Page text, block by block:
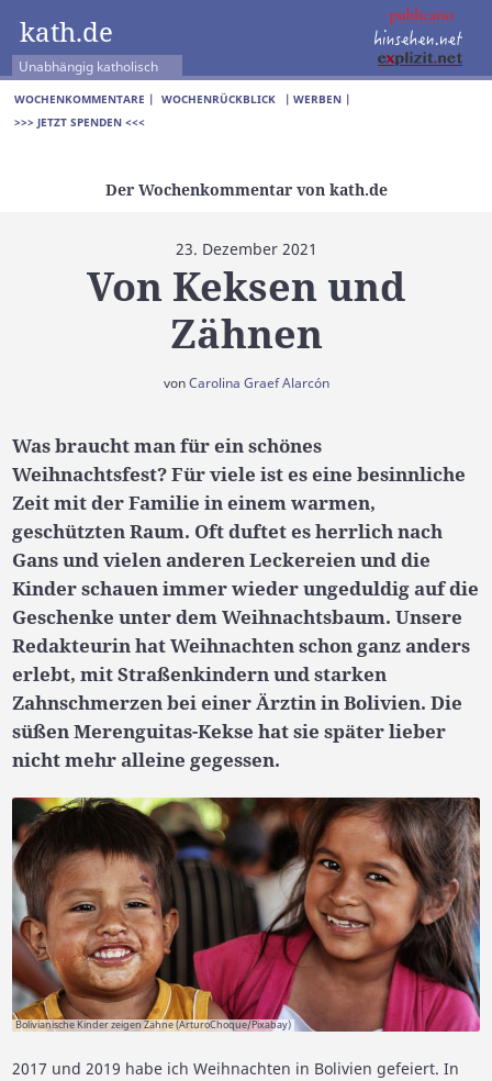
kath.de
Unabhängig katholisch
WOCHENKOMMENTARE | WOCHENRÜCKBLICK
| WERBEN |
>>> JETZT SPENDEN <<<
Der Wochenkommentar von kath.de
23. Dezember 2021
Von Keksen und
Zähnen
vonCarolina Graef Alarcón
Was braucht man für ein schönes
Weihnachtsfest? Für viele ist es eine besinnliche
Zeit mit der Familie in einem warmen,
geschützten Raum. Oft duftet es herrlich nach
Gans und vielen anderen Leckereien und die
Kinder schauen immer wieder ungeduldig auf die
Geschenke unter dem Weihnachtsbaum. Unsere
Redakteurin hat Weihnachten schon ganz anders
erlebt, mit Straßenkindern und starken
Zahnschmerzen bei einer Ärztin in Bolivien. Die
süßen Merenguitas-Kekse hat sie später lieber
nicht mehr alleine gegessen.
Bolivianische Kinder zeigen Zähne (ArturoChoque/Pixabay)
2017 und 2019 habe ich Weihnachten in Bolivien gefeiert. In